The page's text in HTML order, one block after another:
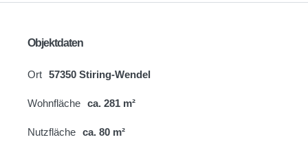
Objektdaten
Ort 57350 Stiring-Wendel
Wohnfläche ca. 281 m²
Nutzfläche ca. 80 m²